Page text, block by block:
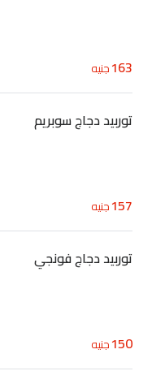
163جنيه
توربيد دجاج سوبريم
157جنيه
توربيد دجاج فونجي
150جنيه